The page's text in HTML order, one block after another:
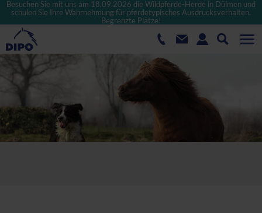
Besuchen Sie mit uns am 18.09.2026 die Wildpferde-Herde in Dülmen und
schulen Sie Ihre Wahrnehmung für pferdetypisches Ausdrucksverhalten.
Begrenzte Plätze!